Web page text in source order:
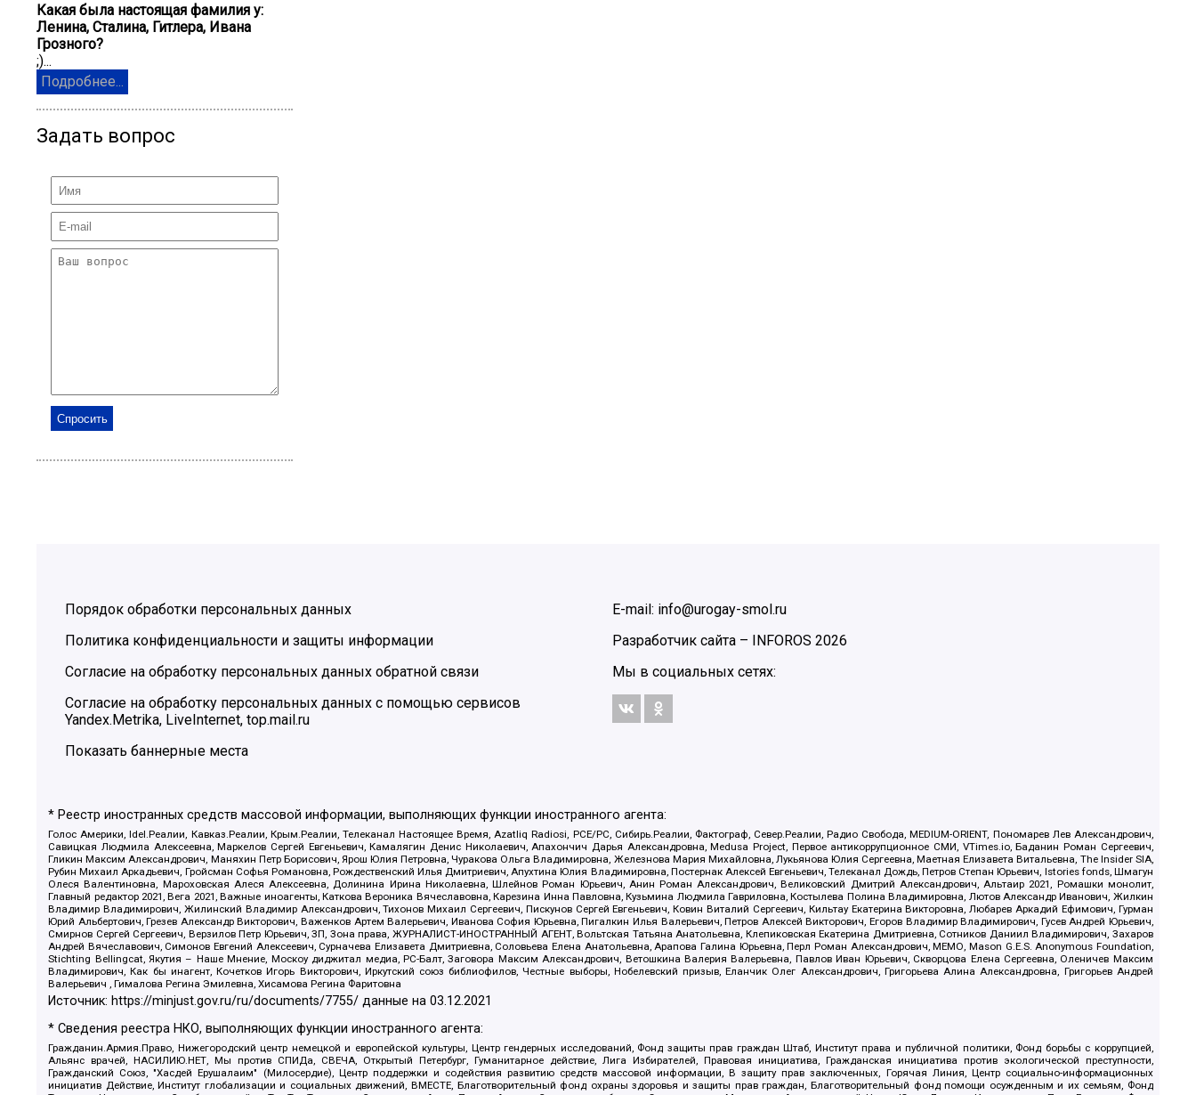
Какая была настоящая фамилия у:
Ленина, Сталина, Гитлера, Ивана
Грозного?
;)...
Подробнее...
Задать вопрос
Порядок обработки персональных данных
Политика конфиденциальности и защиты информации
Согласие на обработку персональных данных обратной связи
Согласие на обработку персональных данных с помощью сервисов
Yandex.Metrika, LiveInternet, top.mail.ru
Показать баннерные места
E-mail: info@urogay-smol.ru
Разработчик сайта –
INFOROS 2026
Мы в социальных сетях:
* Реестр иностранных средств массовой информации, выполняющих функции иностранного агента:
Голос Америки, Idel.Реалии, Кавказ.Реалии, Крым.Реалии, Телеканал Настоящее Время, Azatliq Radiosi, PCE/PC, Сибирь.Реалии, Фактограф, Север.Реалии, Радио Свобода, MEDIUM-ORIENT, Пономарев Лев Александрович,
Савицкая Людмила Алексеевна, Маркелов Сергей Евгеньевич, Камалягин Денис Николаевич, Апахончич Дарья Александровна, Medusa Project, Первое антикоррупционное СМИ, VTimes.io, Баданин Роман Сергеевич,
Гликин Максим Александрович, Маняхин Петр Борисович, Ярош Юлия Петровна, Чуракова Ольга Владимировна, Железнова Мария Михайловна, Лукьянова Юлия Сергеевна, Маетная Елизавета Витальевна, The Insider SIA,
Рубин Михаил Аркадьевич, Гройсман Софья Романовна, Рождественский Илья Дмитриевич, Апухтина Юлия Владимировна, Постернак Алексей Евгеньевич, Телеканал Дождь, Петров Степан Юрьевич, Istories fonds, Шмагун
Олеся Валентиновна, Мароховская Алеся Алексеевна, Долинина Ирина Николаевна, Шлейнов Роман Юрьевич, Анин Роман Александрович, Великовский Дмитрий Александрович, Альтаир 2021, Ромашки монолит,
Главный редактор 2021, Вега 2021, Важные иноагенты, Каткова Вероника Вячеславовна, Карезина Инна Павловна, Кузьмина Людмила Гавриловна, Костылева Полина Владимировна, Лютов Александр Иванович, Жилкин
Владимир Владимирович, Жилинский Владимир Александрович, Тихонов Михаил Сергеевич, Пискунов Сергей Евгеньевич, Ковин Виталий Сергеевич, Кильтау Екатерина Викторовна, Любарев Аркадий Ефимович, Гурман
Юрий Альбертович, Грезев Александр Викторович, Важенков Артем Валерьевич, Иванова София Юрьевна, Пигалкин Илья Валерьевич, Петров Алексей Викторович, Егоров Владимир Владимирович, Гусев Андрей Юрьевич,
Смирнов Сергей Сергеевич, Верзилов Петр Юрьевич, ЗП, Зона права, ЖУРНАЛИСТ-ИНОСТРАННЫЙ АГЕНТ, Вольтская Татьяна Анатольевна, Клепиковская Екатерина Дмитриевна, Сотников Даниил Владимирович, Захаров
Андрей Вячеславович, Симонов Евгений Алексеевич, Сурначева Елизавета Дмитриевна, Соловьева Елена Анатольевна, Арапова Галина Юрьевна, Перл Роман Александрович, МЕМО, Mason G.E.S. Anonymous Foundation,
Stichting Bellingcat, Якутия – Наше Мнение, Москоу диджитал медиа, РС-Балт, Заговора Максим Александрович, Ветошкина Валерия Валерьевна, Павлов Иван Юрьевич, Скворцова Елена Сергеевна, Оленичев Максим
Владимирович, Как бы инагент, Кочетков Игорь Викторович, Иркутский союз библиофилов, Честные выборы, Нобелевский призыв, Еланчик Олег Александрович, Григорьева Алина Александровна, Григорьев Андрей
Валерьевич , Гималова Регина Эмилевна, Хисамова Регина Фаритовна
Источник: https://minjust.gov.ru/ru/documents/7755/ данные на03.12.2021
* Сведения реестра НКО, выполняющих функции иностранного агента:
Гражданин.Армия.Право, Нижегородский центр немецкой и европейской культуры, Центр гендерных исследований, Фонд защиты прав граждан Штаб, Институт права и публичной политики, Фонд борьбы с коррупцией,
Альянс врачей, НАСИЛИЮ.НЕТ, Мы против СПИДа, СВЕЧА, Открытый Петербург, Гуманитарное действие, Лига Избирателей, Правовая инициатива, Гражданская инициатива против экологической преступности,
Гражданский Союз, "Хасдей Ерушалаим" (Милосердие), Центр поддержки и содействия развитию средств массовой информации, В защиту прав заключенных, Горячая Линия, Центр социально-информационных
инициатив Действие, Институт глобализации и социальных движений, ВМЕСТЕ, Благотворительный фонд охраны здоровья и защиты прав граждан, Благотворительный фонд помощи осужденным и их семьям, Фонд